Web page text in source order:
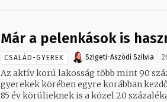
Már a pelenkások is
CSALÁD-GYEREK Szigeti-Aszódi Szilvia
Az aktív korú lakosság több mint 90
gyerekek körében egyre korábban
85 év körülieknek is a közel 20